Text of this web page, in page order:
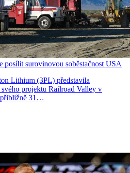
posílit surovinovou soběstačnost USA
Lithium (3PL) představila
projektu Railroad Valley v
přibližně 31…